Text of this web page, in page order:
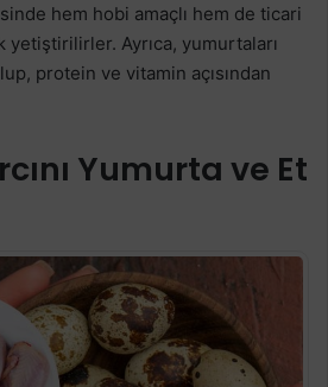
hem hobi amaçlı hem de ticari
yetiştirilirler. Ayrıca, yumurtaları
protein ve vitamin açısından
Yumurta ve Et